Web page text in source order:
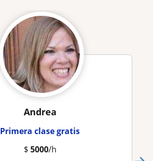
Andrea
Primera clase gratis
$ 5000/h